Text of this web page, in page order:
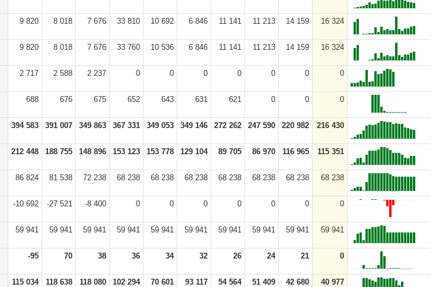
9 820 8 018 7 676 33 810 10 692 6 846 11 141 11 213 14 159 16 324
9 820 8 018 7 676 33 760 10 536 6 846 11 141 11 213 14 159 16 324
2 717 2 588 2 237 0 0 0 0 0 0 0
688 676 675 652 643 631 621 0 0 0
394 583 391 007 349 863 367 331 349 053 349 146 272 262 247 590 220 982 216 430
212 448 188 755 148 896 153 123 153 778 129 104 89 705 86 970 116 965 115 351
86 824 81 538 72 238 68 238 68 238 68 238 68 238 68 238 68 238 68 238
-10 692 -27 521 -8 400 0 0 0 0 0 0 0
59 941 59 941 59 941 59 941 59 941 59 941 59 941 59 941 59 941 59 941
-95 70 38 36 34 32 26 24 21 0
115 034 118 638 118 080 102 294 70 601 93 117 54 564 51 409 42 680 40 977